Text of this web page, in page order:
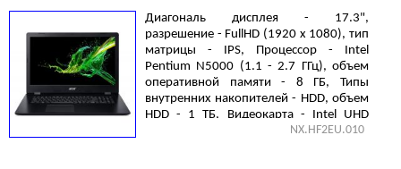
Диагональ дисплея - 17.3",
разрешение - FullHD (1920 х 1080), тип
матрицы - IPS, Процессор - Intel
Pentium N5000 (1.1 - 2.7 ГГц), объем
оперативной памяти - 8 ГБ, Типы
внутренних накопителей - HDD, объем
HDD - 1 ТБ, Видеокарта - Intel UHD
Graphics 605, Gigabit Ethernet, Linux, 2
NX.HF2EU.010